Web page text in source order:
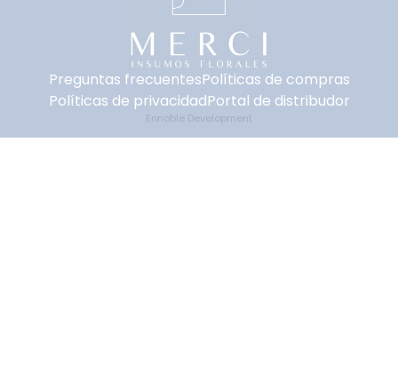
Preguntas frecuentesPolíticas de compras
Políticas de privacidadPortal de distribudor
Ennoble Development